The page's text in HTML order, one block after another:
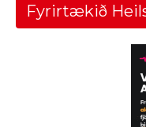
Fyrirtækið